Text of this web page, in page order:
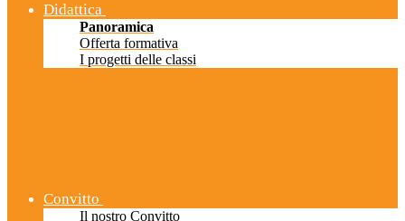
Didattica
Panoramica
Offerta formativa
I progetti delle classi
Convitto
Il nostro Convitto